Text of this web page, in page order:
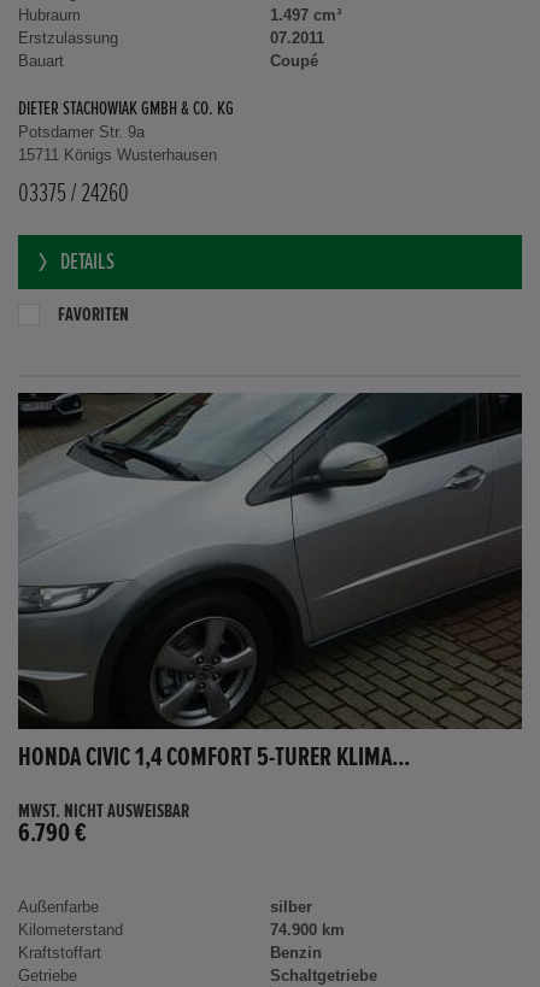
Hubraum
1.497 cm³
Erstzulassung
07.2011
Bauart
Coupé
DIETER STACHOWIAK GMBH & CO. KG
Potsdamer Str. 9a
15711 Königs Wusterhausen
03375 / 24260
DETAILS
FAVORITEN
HONDA CIVIC 1,4 COMFORT 5-TÜRER KLIMA...
MWST. NICHT AUSWEISBAR
6.790 €
Außenfarbe
silber
Kilometerstand
74.900 km
Kraftstoffart
Benzin
Getriebe
Schaltgetriebe